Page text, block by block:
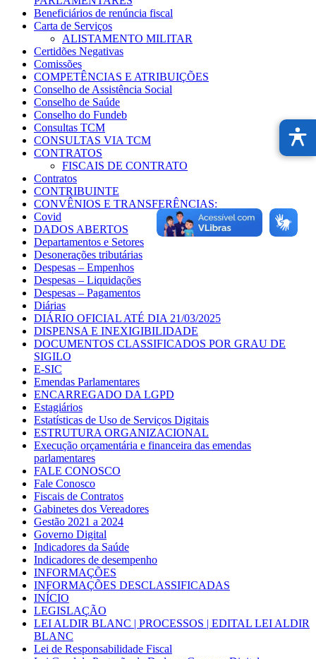
Beneficiários de renúncia fiscal
Carta de Serviços
ALISTAMENTO MILITAR
Certidões Negativas
Comissões
COMPETÊNCIAS E ATRIBUIÇÕES
Conselho de Assistência Social
Conselho de Saúde
Conselho do Fundeb
Consultas TCM
CONSULTAS VIA TCM
CONTRATOS
FISCAIS DE CONTRATO
Contratos
CONTRIBUINTE
CONVÊNIOS E TRANSFERÊNCIAS:
Covid
DADOS ABERTOS
Departamentos e Setores
Desonerações tributárias
Despesas – Empenhos
Despesas – Liquidações
Despesas – Pagamentos
Diárias
DIÁRIO OFICIAL ATÉ DIA 21/03/2025
DISPENSA E INEXIGIBILIDADE
DOCUMENTOS CLASSIFICADOS POR GRAU DE
SIGILO
E-SIC
Emendas Parlamentares
ENCARREGADO DA LGPD
Estagiários
Estatísticas de Uso de Serviços Digitais
ESTRUTURA ORGANIZACIONAL
Execução orçamentária e financeira das emendas
parlamentares
FALE CONOSCO
Fale Conosco
Fiscais de Contratos
Gabinetes dos Vereadores
Gestão 2021 a 2024
Governo Digital
Indicadores da Saúde
Indicadores de desempenho
INFORMAÇÕES
INFORMAÇÕES DESCLASSIFICADAS
INÍCIO
LEGISLAÇÃO
LEI ALDIR BLANC | PROCESSOS | EDITAL LEI ALDIR
BLANC
Lei de Responsabilidade Fiscal